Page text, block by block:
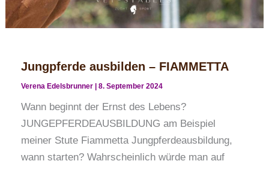
Jungpferde ausbilden – FIAMMETTA
Verena Edelsbrunner 8. September 2024
Wann beginnt der Ernst des Lebens?
JUNGEPFERDEAUSBILDUNG am Beispiel
meiner Stute Fiammetta Jungpferdeausbildung,
wann starten? Wahrscheinlich würde man auf